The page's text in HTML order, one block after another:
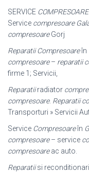
SERVICE COMPRESOARE
Service compresoare
compresoareGorj
Reparatii Compresoareîn
compresoare– reparatii
firme 1; Servicii,
Reparatiiradiator
compresoare. Reparatii
Transporturi » Servicii
Service Compresoareîn
compresoare– service
compresoareac auto.
Reparatiisi reconditionari